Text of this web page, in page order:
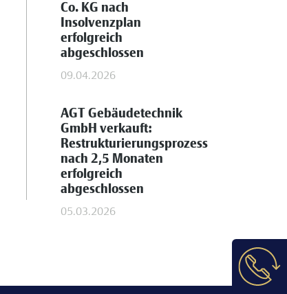
Co. KG nach
Insolvenzplan
erfolgreich
abgeschlossen
09.04.2026
AGT Gebäudetechnik
GmbH verkauft:
Restrukturierungsprozess
nach 2,5 Monaten
erfolgreich
abgeschlossen
05.03.2026